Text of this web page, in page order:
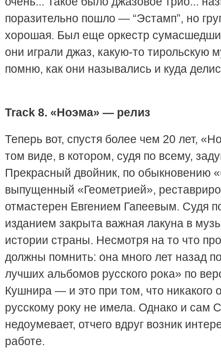
поразительно пошло — “Эстамп”, но
хорошая. Был еще оркестр
они играли джаз, какую-то тирольскую
помню, как они назывались и куда
Track 8. «Ноэма» — релиз
Теперь вот, спустя более чем 20 лет,
том виде, в котором, судя по всему,
Прекрасный двойник, по обыкновению
выпущенный «Геометрией»,
отмастерен Евгением Гапеевым. Судя
изданием закрыта важная лакуна в
истории страны. Несмотря на то что
должны помнить: она много лет назад
лучших альбомов русского рока» по
Кушнира — и это при том, что никакого
русскому року не имела. Однако и сам
недоумевает, отчего вдруг возник
работе.